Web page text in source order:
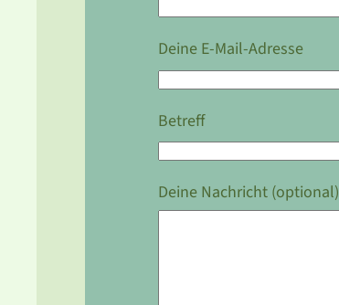
Deine E-Mail-Adresse
Betreff
Deine Nachricht (optional)